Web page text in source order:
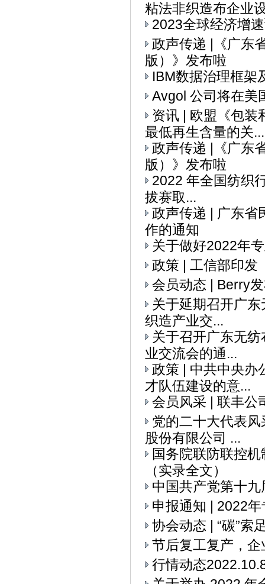
粘法非织造布企业
2023全球经济增
政声传递 |《广东
版）》发布啦
IBM数据治理框架
Avgol 公司将在美
资讯 | 欧盟《包装
最低再生含量的关...
政声传递 |《广东
版）》发布啦
2022 年全国纺织
拔赛取...
政声传递 | 广东省
作的通知
关于做好2022年
政策 | 工信部印发
会员动态 | Berry
关于延期召开广东
织造产业交...
关于召开广东无纺
业交流会的通...
政策 | 中共中央办
才队伍建设的意...
会员风采 | 联丰公
党的二十大代表
股份有限公司 ...
国务院联防联控
（实录全文）
中国共产党第十
申报通知 | 2022
协会动态 | “碳”
节后复工复产，
行情动态